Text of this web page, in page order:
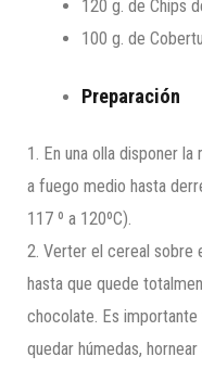
120 g. de Chips
100 g. de
Preparación
1. En una olla disponer
a fuego medio hasta
117 º a 120ºC).
2. Verter el cereal sobre
hasta que quede
chocolate. Es
quedar húmedas,